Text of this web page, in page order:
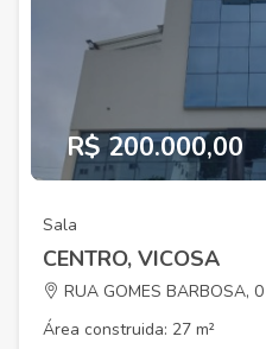
R$ 200.000,00
Sala
CENTRO, VICOSA
RUA GOMES BARBOSA, 0
Área construida: 27 m²